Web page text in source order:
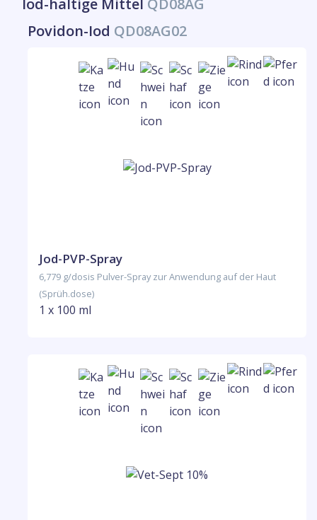
Iod-haltige Mittel QD08AG
Povidon-Iod QD08AG02
Jod-PVP-Spray
6,779 g/dosis Pulver-Spray zur Anwendung auf der Haut
(Sprüh.dose)
1 x 100 ml